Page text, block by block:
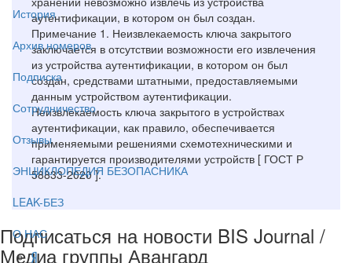
История
Архив номеров
Подписка
Сотрудничество
Отзывы
ЭНЦИКЛОПЕДИЯ БЕЗОПАСНИКА
LEAK-БЕЗ
О НАС
аутентификации, в котором он был создан.
Примечание 1. Неизвлекаемость ключа закрытого
заключается в отсутствии возможности его извлечения
из устройства аутентификации, в котором он был
создан, средствами штатными, предоставляемыми
данным устройством аутентификации.
Неизвлекаемость ключа закрытого в устройствах
аутентификации, как правило, обеспечивается
применяемыми решениями схемотехническими и
гарантируется производителями устройств [ ГОСТ Р
58833-2020 ].
Подписаться на новости BIS Journal /
Медиа группы Авангард